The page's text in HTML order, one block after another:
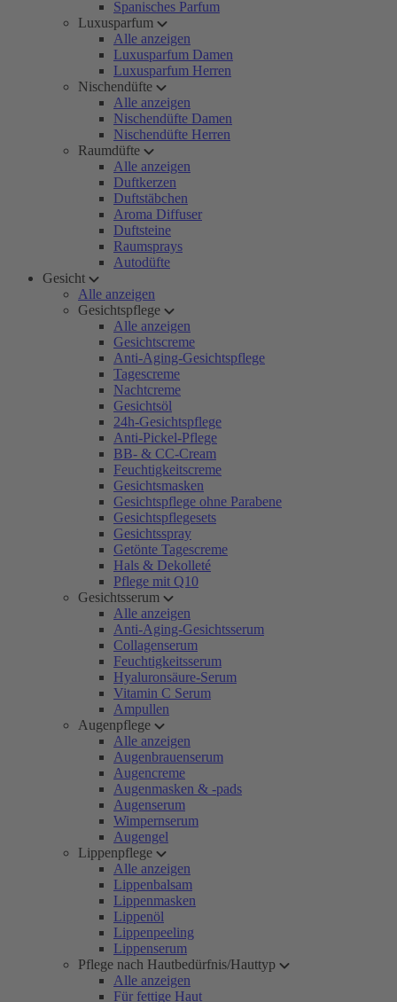
Spanisches Parfum
Luxusparfum
Alle anzeigen
Luxusparfum Damen
Luxusparfum Herren
Nischendüfte
Alle anzeigen
Nischendüfte Damen
Nischendüfte Herren
Raumdüfte
Alle anzeigen
Duftkerzen
Duftstäbchen
Aroma Diffuser
Duftsteine
Raumsprays
Autodüfte
Gesicht
Alle anzeigen
Gesichtspflege
Alle anzeigen
Gesichtscreme
Anti-Aging-Gesichtspflege
Tagescreme
Nachtcreme
Gesichtsöl
24h-Gesichtspflege
Anti-Pickel-Pflege
BB- & CC-Cream
Feuchtigkeitscreme
Gesichtsmasken
Gesichtspflege ohne Parabene
Gesichtspflegesets
Gesichtsspray
Getönte Tagescreme
Hals & Dekolleté
Pflege mit Q10
Gesichtsserum
Alle anzeigen
Anti-Aging-Gesichtsserum
Collagenserum
Feuchtigkeitsserum
Hyaluronsäure-Serum
Vitamin C Serum
Ampullen
Augenpflege
Alle anzeigen
Augenbrauenserum
Augencreme
Augenmasken & -pads
Augenserum
Wimpernserum
Augengel
Lippenpflege
Alle anzeigen
Lippenbalsam
Lippenmasken
Lippenöl
Lippenpeeling
Lippenserum
Pflege nach Hautbedürfnis/Hauttyp
Alle anzeigen
Für fettige Haut